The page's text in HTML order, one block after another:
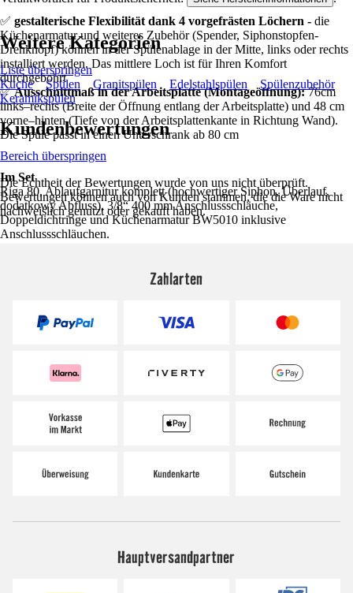
✅ gestalterische Flexibilität dank 4 vorgefrästen Löchern - die
Küchenarmatur und weiteres Zubehör (Spender, Siphonstopfen-
Drehknopf) können in der Spülenablage in der Mitte, links oder rechts
installiert werden. Das mittlere Loch ist für Ihren Komfort
durchgebohrt
✅Ausschnittmaß in der Arbeitsplatte (Montageöffnung):76cm
links–rechts (Breite der Öffnung entlang der Arbeitsplatte) und 48 cm
vorne–hinten (Tiefe von der Arbeitsplattenkante in Richtung Wand).
Die Spüle passt in einen Unterschrank ab 80 cm
Im Set
Riga 80, Ablaufgarnitur komplett (hochwertiger Siphon, Überlauf,
dodatkowy Abfluss), 3/8“ 400 mm Anschlussschläuche,
Doppeldichtringe und Küchenarmatur BW5010 inklusive
Anschlussschläuchen.
Weitere Kategorien
Liste überspringen
Küche
Spülen Granitspülen Edelstahlspülen
Spülenzubehör
Keramikspülen
Kundenbewertungen
Bereich überspringen
Die Echtheit der Bewertungen wurde von uns nicht überprüft.
Bewertungen können auch von Kunden stammen, die die Ware nicht
nachweislich genutzt oder gekauft haben.
Zahlarten
Hauptversandpartner